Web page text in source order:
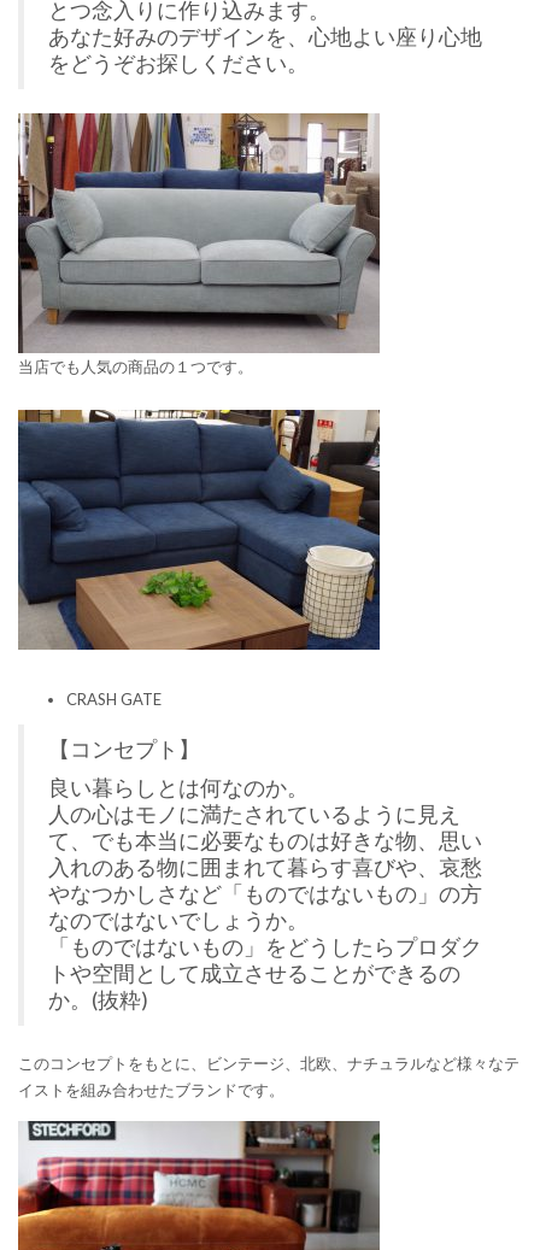
とつ念入りに作り込みます。
あなた好みのデザインを、心地よい座り心地
をどうぞお探しください。
当店でも人気の商品の１つです。
CRASH GATE
【コンセプト】
良い暮らしとは何なのか。
人の心はモノに満たされているように見え
て、でも本当に必要なものは好きな物、思い
入れのある物に囲まれて暮らす喜びや、哀愁
やなつかしさなど「ものではないもの」の方
なのではないでしょうか。
「ものではないもの」をどうしたらプロダク
トや空間として成立させることができるの
か。(抜粋)
このコンセプトをもとに、ビンテージ、北欧、ナチュラルなど様々なテ
イストを組み合わせたブランドです。